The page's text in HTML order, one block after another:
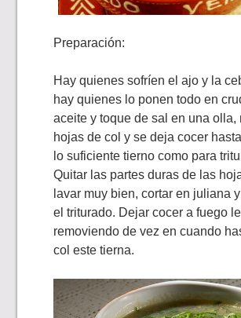
Preparación:
Hay quienes sofríen el ajo y la
hay quienes lo ponen todo en
aceite y toque de sal en una olla,
hojas de col y se deja cocer
lo suficiente tierno como para
Quitar las partes duras de las
lavar muy bien, cortar en juliana
el triturado. Dejar cocer a fuego
removiendo de vez en cuando
col este tierna.